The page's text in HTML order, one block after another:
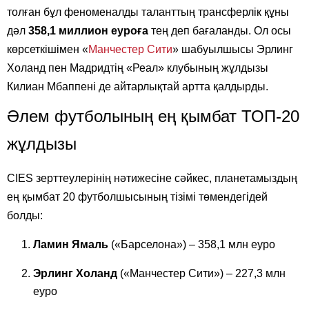
толған бұл феноменалды таланттың трансферлік құны
дәл 358,1 миллион еуроға тең деп бағаланды. Ол осы
көрсеткішімен «Манчестер Сити» шабуылшысы Эрлинг
Холанд пен Мадридтің «Реал» клубының жұлдызы
Килиан Мбаппені де айтарлықтай артта қалдырды.
Әлем футболының ең қымбат ТОП-20
жұлдызы
CIES зерттеулерінің нәтижесіне сәйкес, планетамыздың
ең қымбат 20 футболшысының тізімі төмендегідей
болды:
Ламин Ямаль («Барселона») – 358,1 млн еуро
Эрлинг Холанд («Манчестер Сити») – 227,3 млн
еуро